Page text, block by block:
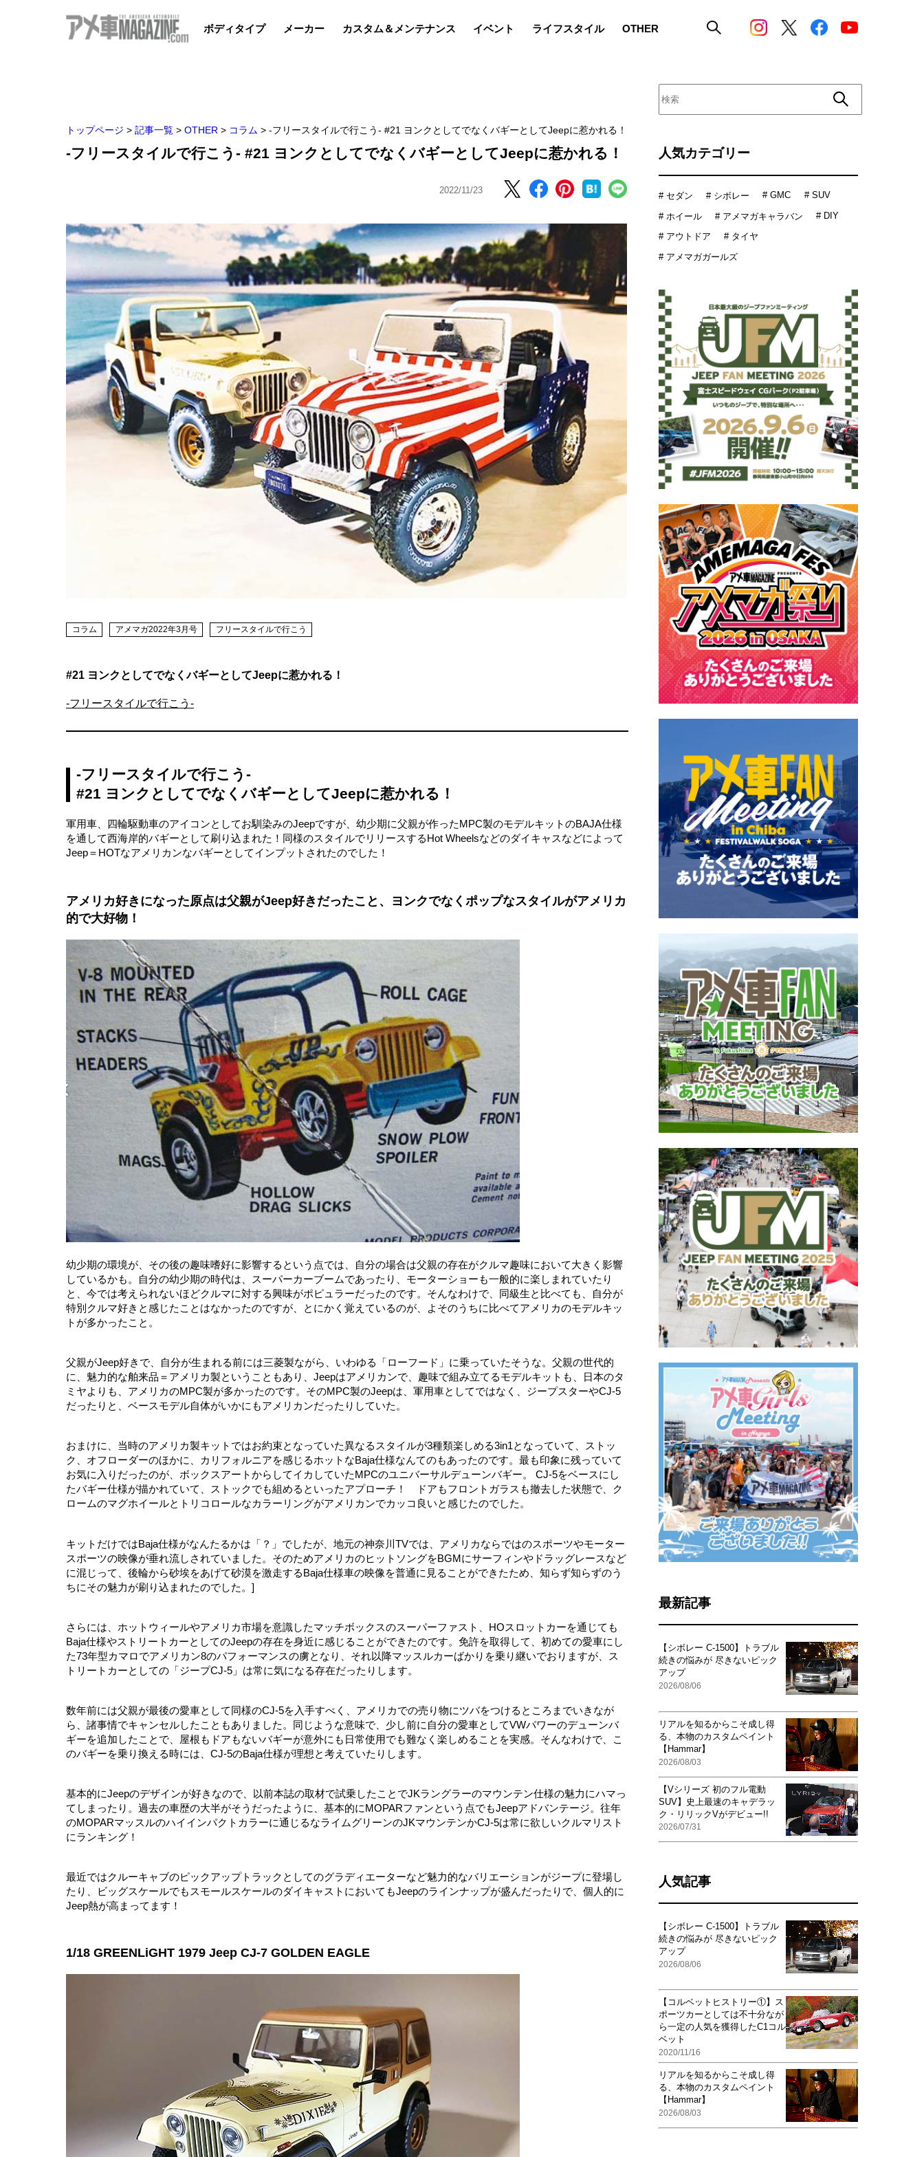
ボディタイプ メーカー カスタム＆メンテナンス イベント ライフスタイル OTHER
トップページ > 記事一覧 > OTHER > コラム > -フリースタイルで行こう- #21 ヨンクとしてでなくバギーとしてJeepに惹かれる！
-フリースタイルで行こう- #21 ヨンクとしてでなくバギーとしてJeepに惹かれる！
2022/11/23
コラム アメマガ2022年3月号 フリースタイルで行こう
#21 ヨンクとしてでなくバギーとしてJeepに惹かれる！
-フリースタイルで行こう-
-フリースタイルで行こう-
#21 ヨンクとしてでなくバギーとしてJeepに惹かれる！
軍用車、四輪駆動車のアイコンとしてお馴染みのJeepですが、幼少期に父親が作ったMPC製のモデルキットのBAJA仕様
を通して西海岸的バギーとして刷り込まれた！同様のスタイルでリリースするHot Wheelsなどのダイキャスなどによって
Jeep＝HOTなアメリカンなバギーとしてインプットされたのでした！
アメリカ好きになった原点は父親がJeep好きだったこと、ヨンクでなくポップなスタイルがアメリカ
的で大好物！
幼少期の環境が、その後の趣味嗜好に影響するという点では、自分の場合は父親の存在がクルマ趣味において大きく影響
しているかも。自分の幼少期の時代は、スーパーカーブームであったり、モーターショーも一般的に楽しまれていたり
と、今では考えられないほどクルマに対する興味がポピュラーだったのです。そんなわけで、同級生と比べても、自分が
特別クルマ好きと感じたことはなかったのですが、とにかく覚えているのが、よそのうちに比べてアメリカのモデルキッ
トが多かったこと。
父親がJeep好きで、自分が生まれる前には三菱製ながら、いわゆる「ローフード」に乗っていたそうな。父親の世代的
に、魅力的な舶来品＝アメリカ製ということもあり、Jeepはアメリカンで、趣味で組み立てるモデルキットも、日本のタ
ミヤよりも、アメリカのMPC製が多かったのです。そのMPC製のJeepは、軍用車としてではなく、ジープスターやCJ‐5
だったりと、ベースモデル自体がいかにもアメリカンだったりしていた。
おまけに、当時のアメリカ製キットではお約束となっていた異なるスタイルが3種類楽しめる3in1となっていて、ストッ
ク、オフローダーのほかに、カリフォルニアを感じるホットなBaja仕様なんてのもあったのです。最も印象に残っていて
お気に入りだったのが、ボックスアートからしてイカしていたMPCのユニバーサルデューンバギー。 CJ‐5をベースにし
たバギー仕様が描かれていて、ストックでも組めるといったアプローチ！ ドアもフロントガラスも撤去した状態で、ク
ロームのマグホイールとトリコロールなカラーリングがアメリカンでカッコ良いと感じたのでした。
キットだけではBaja仕様がなんたるかは「？」でしたが、地元の神奈川TVでは、アメリカならではのスポーツやモーター
スポーツの映像が垂れ流しされていました。そのためアメリカのヒットソングをBGMにサーフィンやドラッグレースなど
に混じって、後輪から砂埃をあげて砂漠を激走するBaja仕様車の映像を普通に見ることができたため、知らず知らずのう
ちにその魅力が刷り込まれたのでした。]
さらには、ホットウィールやアメリカ市場を意識したマッチボックスのスーパーファスト、HOスロットカーを通じても
Baja仕様やストリートカーとしてのJeepの存在を身近に感じることができたのです。免許を取得して、初めての愛車にし
た73年型カマロでアメリカン8のパフォーマンスの虜となり、それ以降マッスルカーばかりを乗り継いでおりますが、ス
トリートカーとしての「ジープCJ‐5」は常に気になる存在だったりします。
数年前には父親が最後の愛車として同様のCJ‐5を入手すべく、アメリカでの売り物にツバをつけるところまでいきなが
ら、諸事情でキャンセルしたこともありました。同じような意味で、少し前に自分の愛車としてVWパワーのデューンバ
ギーを追加したことで、屋根もドアもないバギーが意外にも日常使用でも難なく楽しめることを実感。そんなわけで、こ
のバギーを乗り換える時には、CJ‐5のBaja仕様が理想と考えていたりします。
基本的にJeepのデザインが好きなので、以前本誌の取材で試乗したことでJKラングラーのマウンテン仕様の魅力にハマっ
てしまったり。過去の車歴の大半がそうだったように、基本的にMOPARファンという点でもJeepアドバンテージ。往年
のMOPARマッスルのハイインパクトカラーに通じるなライムグリーンのJKマウンテンかCJ‐5は常に欲しいクルマリスト
にランキング！
最近ではクルーキャブのピックアップトラックとしてのグラディエーターなど魅力的なバリエーションがジープに登場し
たり、ビッグスケールでもスモールスケールのダイキャストにおいてもJeepのラインナップが盛んだったりで、個人的に
Jeep熱が高まってます！
1/18 GREENLiGHT 1979 Jeep CJ-7 GOLDEN EAGLE
人気カテゴリー
# セダン # シボレー # GMC # SUV
# ホイール # アメマガキャラバン # DIY
# アウトドア
# タイヤ
# アメマガガールズ
最新記事
【シボレー C-1500】トラブル
続きの悩みが 尽きないピック
アップ
2026/08/06
リアルを知るからこそ成し得
る、本物のカスタムペイント
【Hammar】
2026/08/03
【Vシリーズ 初のフル電動
SUV】史上最速のキャデラッ
ク・リリックVがデビュー!!
2026/07/31
人気記事
【シボレー C-1500】トラブル
続きの悩みが 尽きないピック
アップ
2026/08/06
【コルベットヒストリー①】ス
ポーツカーとしては不十分なが
ら一定の人気を獲得したC1コル
ベット
2020/11/16
リアルを知るからこそ成し得
る、本物のカスタムペイント
【Hammar】
2026/08/03